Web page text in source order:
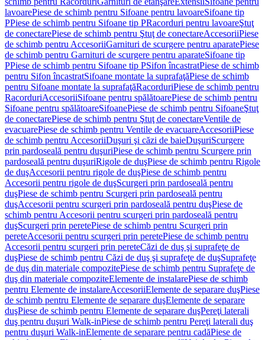
lavoarePiese de schimb pentru Sifoane pentru lavoareSifoane tip
PPiese de schimb pentru Sifoane tip PRacorduri pentru lavoareŞtuţ
de conectarePiese de schimb pentru Ştuţ de conectareAccesoriiPiese
de schimb pentru AccesoriiGarnituri de scurgere pentru aparatePiese
de schimb pentru Garnituri de scurgere pentru aparateSifoane tip
PPiese de schimb pentru Sifoane tip PSifon încastratPiese de schimb
pentru Sifon încastratSifoane montate la suprafaţăPiese de schimb
pentru Sifoane montate la suprafaţăRacorduriPiese de schimb pentru
RacorduriAccesoriiSifoane pentru spălătoarePiese de schimb pentru
Sifoane pentru spălătoareSifoanePiese de schimb pentru SifoaneŞtuţ
de conectarePiese de schimb pentru Ştuţ de conectareVentile de
evacuarePiese de schimb pentru Ventile de evacuareAccesoriiPiese
de schimb pentru AccesoriiDuşuri şi căzi de baieDuşuriScurgere
prin pardoseală pentru duşuriPiese de schimb pentru Scurgere prin
pardoseală pentru duşuriRigole de duşPiese de schimb pentru Rigole
de duşAccesorii pentru rigole de duşPiese de schimb pentru
Accesorii pentru rigole de duşScurgeri prin pardoseală pentru
duşPiese de schimb pentru Scurgeri prin pardoseală pentru
duşAccesorii pentru scurgeri prin pardoseală pentru duşPiese de
schimb pentru Accesorii pentru scurgeri prin pardoseală pentru
duşScurgeri prin peretePiese de schimb pentru Scurgeri prin
pereteAccesorii pentru scurgeri prin peretePiese de schimb pentru
Accesorii pentru scurgeri prin pereteCăzi de duş şi suprafeţe de
duşPiese de schimb pentru Căzi de duş şi suprafeţe de duşSuprafeţe
de duş din materiale compozitePiese de schimb pentru Suprafeţe de
duş din materiale compoziteElemente de instalarePiese de schimb
pentru Elemente de instalareAccesoriiElemente de separare duşPiese
de schimb pentru Elemente de separare duşElemente de separare
duşPiese de schimb pentru Elemente de separare duşPereţi laterali
duş pentru duşuri Walk-inPiese de schimb pentru Pereţi laterali duş
pentru duşuri Walk-inElemente de separare pentru cadăPiese de